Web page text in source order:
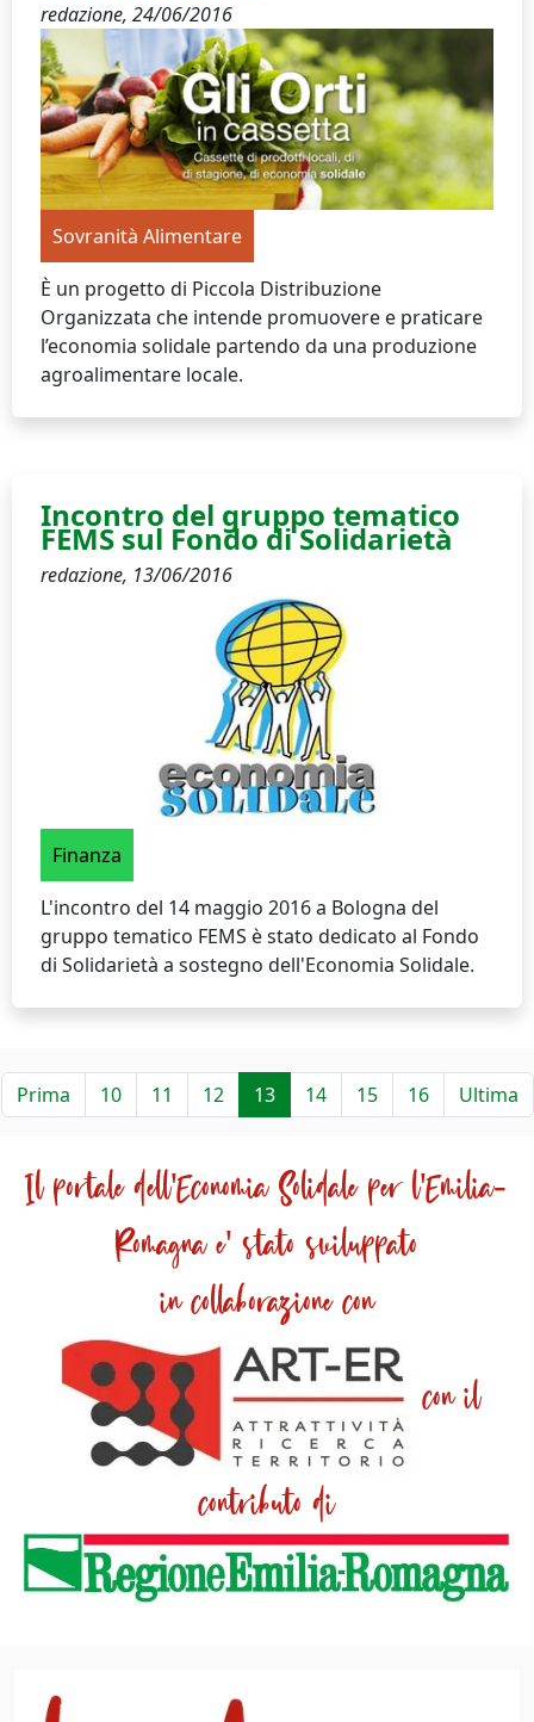
redazione, 24/06/2016
Sovranità Alimentare
È un progetto di Piccola Distribuzione
Organizzata che intende promuovere e praticare
l’economia solidale partendo da una produzione
agroalimentare locale.
Incontro del gruppo tematico
FEMS sul Fondo di Solidarietà
redazione, 13/06/2016
Finanza
L'incontro del 14 maggio 2016 a Bologna del
gruppo tematico FEMS è stato dedicato al Fondo
di Solidarietà a sostegno dell'Economia Solidale.
Prima 10 11 12 13 14 15 16 Ultima
Il portale dell'Economia Solidale per l'Emilia-
Romagna e' stato sviluppato
in collaborazione con
con il
contributo di